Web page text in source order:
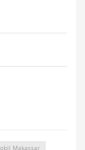
Makassar